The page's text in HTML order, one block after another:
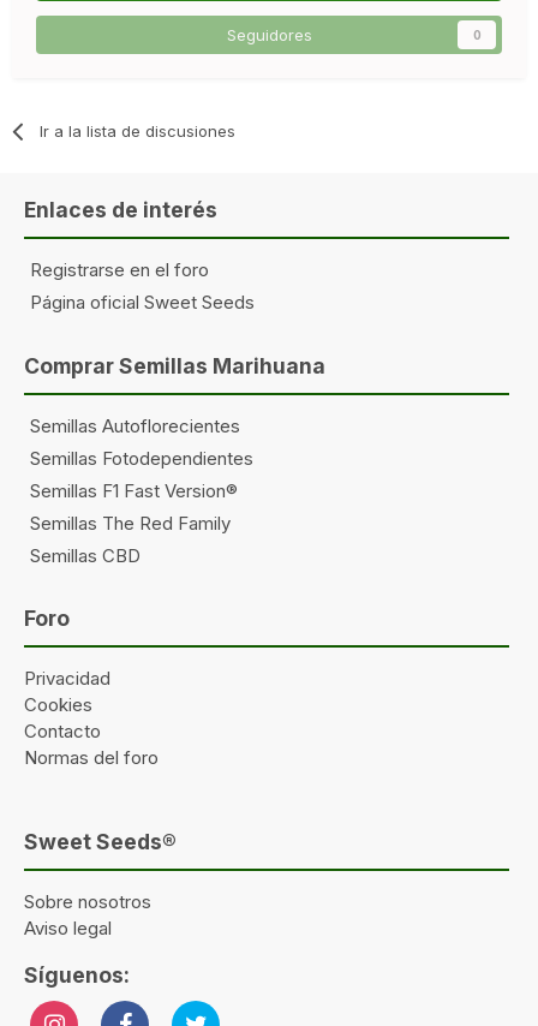
Seguidores 0
Ir a la lista de discusiones
Enlaces de interés
Registrarse en el foro
Página oficial Sweet Seeds
Comprar Semillas Marihuana
Semillas Autoflorecientes
Semillas Fotodependientes
Semillas F1 Fast Version®
Semillas The Red Family
Semillas CBD
Foro
Privacidad
Cookies
Contacto
Normas del foro
Sweet Seeds®
Sobre nosotros
Aviso legal
Síguenos: